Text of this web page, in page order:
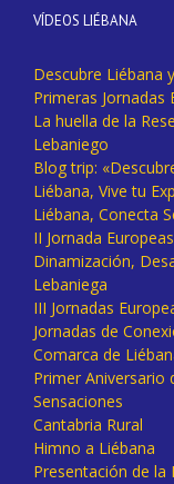
VÍDEOS LIÉBANA
Descubre Liébana
Primeras
La huella de la
Lebaniego
Blog trip:
Liébana, Vive tu
Liébana, Conecta
II Jornada
Dinamización,
Lebaniega
III Jornadas
Jornadas de
Comarca de
Primer Aniversario
Sensaciones
Cantabria Rural
Himno a Liébana
Presentación de la